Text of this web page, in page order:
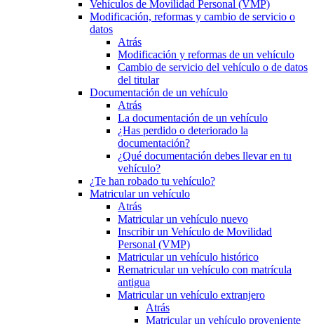
Vehículos de Movilidad Personal (VMP)
Modificación, reformas y cambio de servicio o
datos
Atrás
Modificación y reformas de un vehículo
Cambio de servicio del vehículo o de datos
del titular
Documentación de un vehículo
Atrás
La documentación de un vehículo
¿Has perdido o deteriorado la
documentación?
¿Qué documentación debes llevar en tu
vehículo?
¿Te han robado tu vehículo?
Matricular un vehículo
Atrás
Matricular un vehículo nuevo
Inscribir un Vehículo de Movilidad
Personal (VMP)
Matricular un vehículo histórico
Rematricular un vehículo con matrícula
antigua
Matricular un vehículo extranjero
Atrás
Matricular un vehículo proveniente